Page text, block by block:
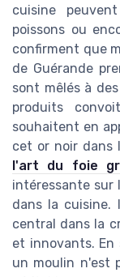
cuisine
poissons ou
confirment que
de Guérande
sont mêlés à
produits
souhaitent en
cet or noir dans
l'art du foie
intéressante sur
dans la
central dans la
et innovants.
un moulin n'est